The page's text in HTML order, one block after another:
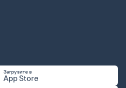
Загрузите в
App Store